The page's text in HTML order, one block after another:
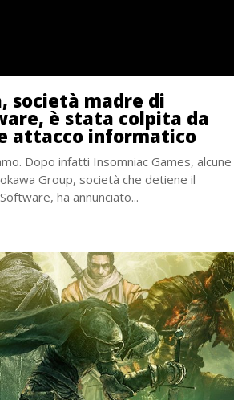
società madre di
è stata colpita da
attacco informatico
Dopo infatti Insomniac Games, alcune
Group, società che detiene il
ha annunciato...